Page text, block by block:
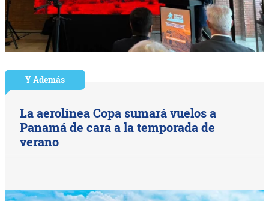
Y Además
La aerolínea Copa sumará vuelos a
Panamá de cara a la temporada de
verano